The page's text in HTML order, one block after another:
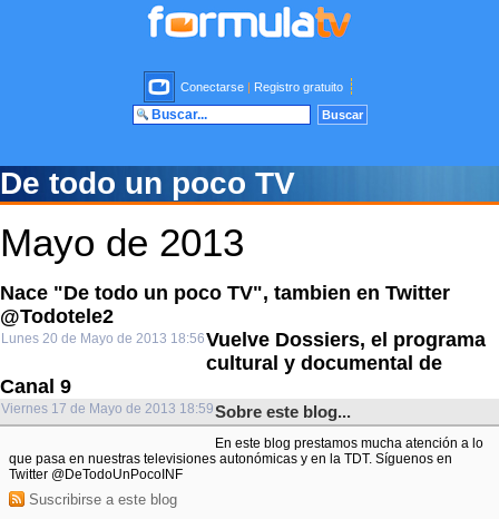
Conectarse | Registro gratuito
De todo un poco TV
Mayo de 2013
Nace "De todo un poco TV", tambien en Twitter
@Todotele2
Lunes 20 de Mayo de 2013 18:56Vuelve Dossiers, el programa
cultural y documental de
Canal 9
Viernes 17 de Mayo de 2013 18:59Sobre este blog...
En este blog prestamos mucha atención a lo
que pasa en nuestras televisiones autonómicas y en la TDT. Síguenos en
Twitter @DeTodoUnPocoINF
Suscribirse a este blog